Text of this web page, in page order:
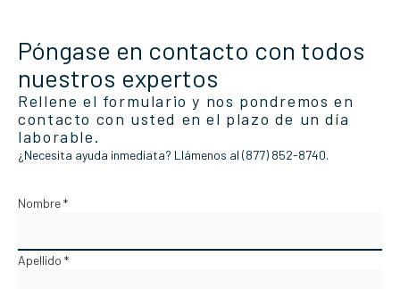
Póngase en contacto con todos
nuestros expertos
Rellene el formulario y nos pondremos en
contacto con usted en el plazo de un día
laborable.
¿Necesita ayuda inmediata? Llámenos al (877) 852-8740.
Nombre *
Apellido *